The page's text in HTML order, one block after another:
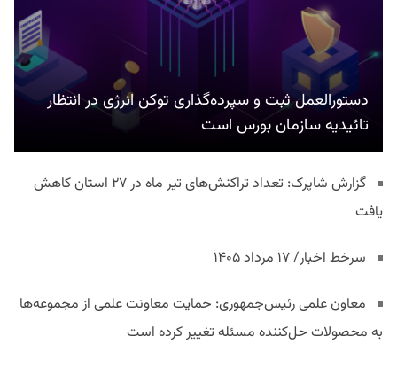
دستورالعمل ثبت و سپرده‌گذاری توکن انرژی در انتظار
تائیدیه سازمان بورس است
گزارش شاپرک: تعداد تراکنش‌های تیر ماه در ۲۷ استان‌ کاهش
یافت
سرخط اخبار/ ۱۷ مرداد ۱۴۰۵
معاون علمی رئیس‌جمهوری: حمایت معاونت علمی از مجموعه‌ها
به محصولات حل‌کننده مسئله تغییر کرده است